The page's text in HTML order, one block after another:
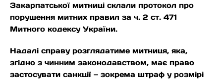
Закарпатської митниці склали протокол про
порушення митних правил за ч. 2 ст. 471
Митного кодексу України.
Надалі справу розглядатиме митниця, яка,
згідно з чинним законодавством, має право
застосувати санкції — зокрема штраф у розмірі